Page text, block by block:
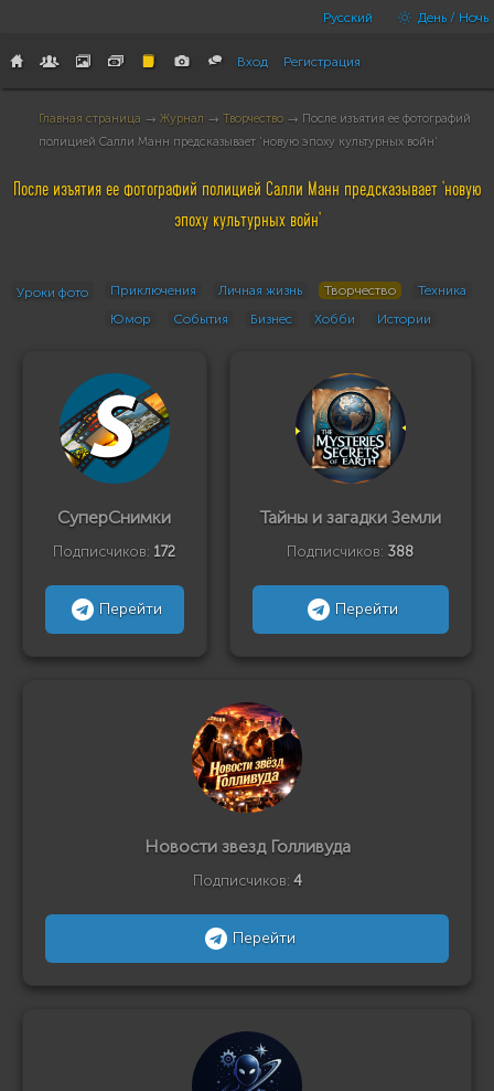
Русский День / Ночь
Вход Регистрация
Главная страница → Журнал → Творчество → После изъятия ее фотографий
полицией Салли Манн предсказывает 'новую эпоху культурных войн'
После изъятия ее фотографий полицией Салли Манн предсказывает 'новую
эпоху культурных войн'
Уроки фото Приключения Личная жизнь Творчество
Техника
Юмор
События Бизнес Хобби Истории
СуперСнимки
Подписчиков: 172
Перейти
Тайны и загадки Земли
Подписчиков: 388
Перейти
Новости звезд Голливуда
Подписчиков: 4
Перейти